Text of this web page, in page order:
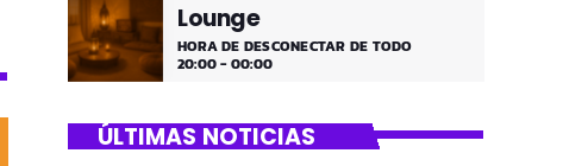
Lounge
HORA DE DESCONECTAR DE TODO
20:00 - 00:00
ÚLTIMAS NOTICIAS